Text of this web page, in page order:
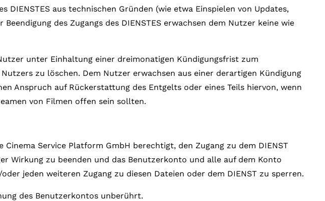
aus technischen Gründen (wie etwa Einspielen von Updates,
des Zugangs des DIENSTES erwachsen dem Nutzer keine wie
unter Einhaltung einer dreimonatigen Kündigungsfrist zum
zu löschen. Dem Nutzer erwachsen aus einer derartigen Kündigung
Anspruch auf Rückerstattung des Entgelts oder eines Teils hiervon, wenn
von Filmen offen sein sollten.
Service Platform GmbH berechtigt, den Zugang zu dem DIENST
Wirkung zu beenden und das Benutzerkonto und alle auf dem Konto
jeden weiteren Zugang zu diesen Dateien oder dem DIENST zu sperren.
des Benutzerkontos unberührt.